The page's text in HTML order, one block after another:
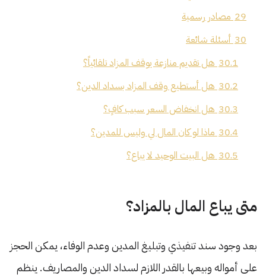
29 مصادر رسمية
30 أسئلة شائعة
30.1 هل تقديم منازعة يوقف المزاد تلقائياً؟
30.2 هل أستطيع وقف المزاد بسداد الدين؟
30.3 هل انخفاض السعر سبب كافٍ؟
30.4 ماذا لو كان المال لي وليس للمدين؟
30.5 هل البيت الوحيد لا يباع؟
متى يباع المال بالمزاد؟
بعد وجود سند تنفيذي وتبليغ المدين وعدم الوفاء، يمكن الحجز
على أمواله وبيعها بالقدر اللازم لسداد الدين والمصاريف. ينظم